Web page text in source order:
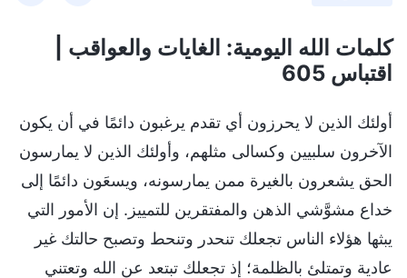
كلمات الله اليومية: الغايات والعواقب |
اقتباس 605
أولئك الذين لا يحرزون أي تقدم يرغبون دائمًا في أن يكون
الآخرون سلبيين وكسالى مثلهم، وأولئك الذين لا يمارسون
الحق يشعرون بالغيرة ممن يمارسونه، ويسعَون دائمًا إلى
خداع مشوَّشي الذهن والمفتقرين للتمييز. إن الأمور التي
يبثها هؤلاء الناس تجعلك تنحدر وتنحط وتصبح حالتك غير
عادية وتمتلئ بالظلمة؛ إذ تجعلك تبتعد عن الله وتعتني